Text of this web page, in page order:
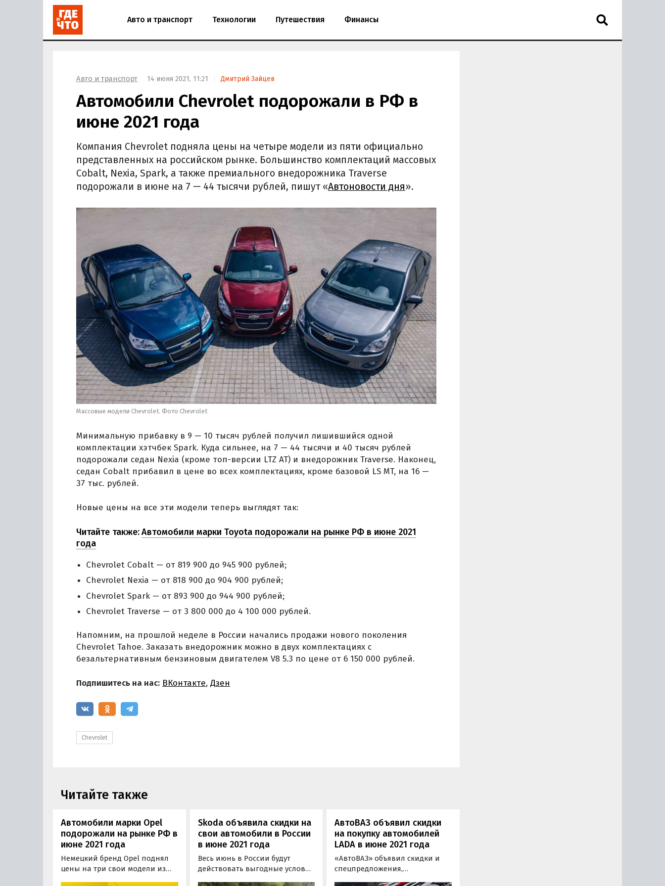
Авто и транспорт Технологии Путешествия Финансы
Авто и транспорт 14 июня 2021, 11:21 Дмитрий Зайцев
Автомобили Chevrolet подорожали в РФ в
июне 2021 года
Компания Chevrolet подняла цены на четыре модели из пяти официально
представленных на российском рынке. Большинство комплектаций массовых
Cobalt, Nexia, Spark, а также премиального внедорожника Traverse
подорожали в июне на 7 — 44 тысячи рублей, пишут «Автоновости дня».
Массовые модели Chevrolet. Фото Chevrolet
Минимальную прибавку в 9 — 10 тысяч рублей получил лишившийся одной
комплектации хэтчбек Spark. Куда сильнее, на 7 — 44 тысячи и 40 тысяч рублей
подорожали седан Nexia (кроме топ-версии LTZ AT) и внедорожник Traverse. Наконец,
седан Cobalt прибавил в цене во всех комплектациях, кроме базовой LS MT, на 16 —
37 тыс. рублей.
Новые цены на все эти модели теперь выглядят так:
Читайте также:Автомобили марки Toyota подорожали на рынке РФ в июне 2021
года
Chevrolet Cobalt — от 819 900 до 945 900 рублей;
Chevrolet Nexia — от 818 900 до 904 900 рублей;
Chevrolet Spark — от 893 900 до 944 900 рублей;
Chevrolet Traverse — от 3 800 000 до 4 100 000 рублей.
Напомним, на прошлой неделе в России начались продажи нового поколения
Chevrolet Tahoe. Заказать внедорожник можно в двух комплектациях с
безальтернативным бензиновым двигателем V8 5.3 по цене от 6 150 000 рублей.
Подпишитесь на нас: ВКонтакте, Дзен
Chevrolet
Читайте также
Автомобили марки Opel
подорожали на рынке РФ в
июне 2021 года
Немецкий бренд Opel поднял
цены на три свои модели из
Skoda объявила скидки на
свои автомобили в России
в июне 2021 года
Весь июнь в России будут
действовать выгодные условия
АвтоВАЗ объявил скидки
на покупку автомобилей
LADA в июне 2021 года
«АвтоВАЗ» объявил скидки и
спецпредложения,